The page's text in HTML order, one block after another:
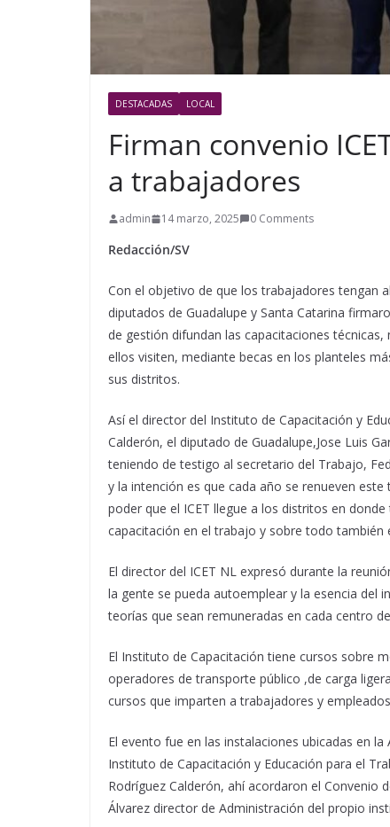
DESTACADAS LOCAL
Firman convenio
a trabajadores
admin 14 marzo, 2025 0 Comments
Redacción/SV
Con el objetivo de que los trabajadores tengan
diputados de Guadalupe y Santa Catarina
de gestión difundan las capacitaciones
ellos visiten, mediante becas en los planteles
sus distritos.
Así el director del Instituto de Capacitación y
Calderón, el diputado de Guadalupe,Jose Luis
teniendo de testigo al secretario del Trabajo,
y la intención es que cada año se renueven
poder que el ICET llegue a los distritos en
capacitación en el trabajo y sobre todo también
El director del ICET NL expresó durante la
la gente se pueda autoemplear y la esencia del
teorías que sean remuneradas en cada centro
El Instituto de Capacitación tiene cursos sobre
operadores de transporte público ,de carga
cursos que imparten a trabajadores y
El evento fue en las instalaciones ubicadas en
Instituto de Capacitación y Educación para el
Rodríguez Calderón, ahí acordaron el Convenio
Álvarez director de Administración del propio